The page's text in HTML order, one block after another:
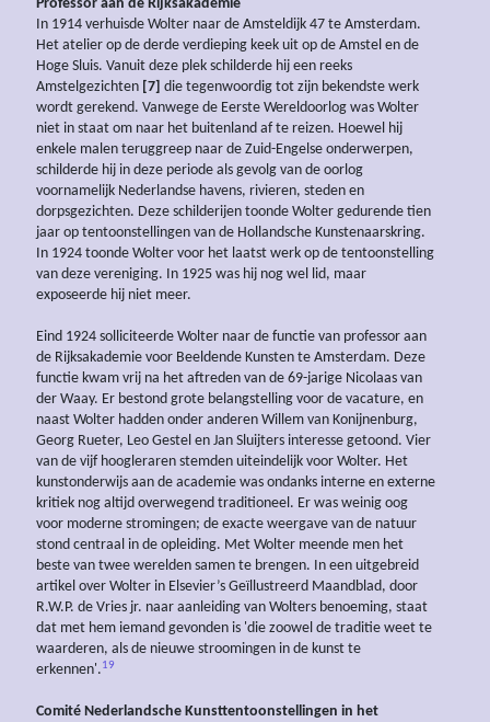
Professor aan de Rijksakademie
In 1914 verhuisde Wolter naar de Amsteldijk 47 te Amsterdam.
Het atelier op de derde verdieping keek uit op de Amstel en de
Hoge Sluis. Vanuit deze plek schilderde hij een reeks
Amstelgezichten [7] die tegenwoordig tot zijn bekendste werk
wordt gerekend. Vanwege de Eerste Wereldoorlog was Wolter
niet in staat om naar het buitenland af te reizen. Hoewel hij
enkele malen teruggreep naar de Zuid-Engelse onderwerpen,
schilderde hij in deze periode als gevolg van de oorlog
voornamelijk Nederlandse havens, rivieren, steden en
dorpsgezichten. Deze schilderijen toonde Wolter gedurende tien
jaar op tentoonstellingen van de Hollandsche Kunstenaarskring.
In 1924 toonde Wolter voor het laatst werk op de tentoonstelling
van deze vereniging. In 1925 was hij nog wel lid, maar
exposeerde hij niet meer.
Eind 1924 solliciteerde Wolter naar de functie van professor aan
de Rijksakademie voor Beeldende Kunsten te Amsterdam. Deze
functie kwam vrij na het aftreden van de 69-jarige Nicolaas van
der Waay. Er bestond grote belangstelling voor de vacature, en
naast Wolter hadden onder anderen Willem van Konijnenburg,
Georg Rueter, Leo Gestel en Jan Sluijters interesse getoond. Vier
van de vijf hoogleraren stemden uiteindelijk voor Wolter. Het
kunstonderwijs aan de academie was ondanks interne en externe
kritiek nog altijd overwegend traditioneel. Er was weinig oog
voor moderne stromingen; de exacte weergave van de natuur
stond centraal in de opleiding. Met Wolter meende men het
beste van twee werelden samen te brengen. In een uitgebreid
artikel over Wolter in Elsevier’s Geïllustreerd Maandblad, door
R.W.P. de Vries jr. naar aanleiding van Wolters benoeming, staat
dat met hem iemand gevonden is 'die zoowel de traditie weet te
waarderen, als de nieuwe stroomingen in de kunst te
erkennen'.19
Comité Nederlandsche Kunsttentoonstellingen in het